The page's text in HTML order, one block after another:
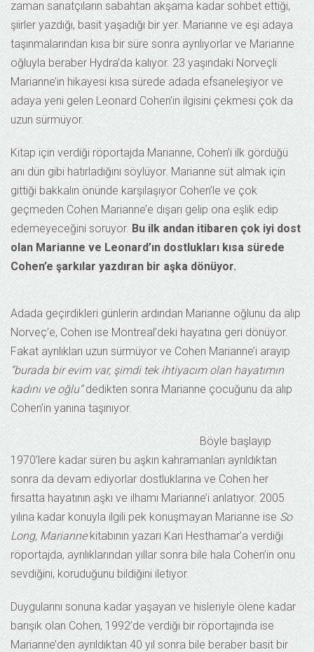
zaman sanatçıların sabahtan akşama kadar sohbet ettiği,
şiirler yazdığı, basit yaşadığı bir yer. Marianne ve eşi adaya
taşınmalarından kısa bir süre sonra ayrılıyorlar ve Marianne
oğluyla beraber Hydra’da kalıyor. 23 yaşındaki Norveçli
Marianne’in hikayesi kısa sürede adada efsaneleşiyor ve
adaya yeni gelen Leonard Cohen’in ilgisini çekmesi çok da
uzun sürmüyor.
Kitap için verdiği röportajda Marianne, Cohen’i ilk gördüğü
anı dün gibi hatırladığını söylüyor. Marianne süt almak için
gittiği bakkalın önünde karşılaşıyor Cohen’le ve çok
geçmeden Cohen Marianne’e dışarı gelip ona eşlik edip
edemeyeceğini soruyor. Bu ilk andan itibaren çok iyi dost
olan Marianne ve Leonard’ın dostlukları kısa sürede
Cohen’e şarkılar yazdıran bir aşka dönüyor.
Adada geçirdikleri günlerin ardından Marianne oğlunu da alıp
Norveç’e, Cohen ise Montreal’deki hayatına geri dönüyor.
Fakat ayrılıkları uzun sürmüyor ve Cohen Marianne’i arayıp
“burada bir evim var, şimdi tek ihtiyacım olan hayatımın
kadını ve oğlu”dedikten sonra Marianne çocuğunu da alıp
Cohen’in yanına taşınıyor.
Böyle başlayıp
1970’lere kadar süren bu aşkın kahramanları ayrıldıktan
sonra da devam ediyorlar dostluklarına ve Cohen her
fırsatta hayatının aşkı ve ilhamı Marianne’i anlatıyor. 2005
yılına kadar konuyla ilgili pek konuşmayan Marianne ise So
Long, Mariannekitabının yazarı Kari Hesthamar’a verdiği
röportajda, ayrılıklarından yıllar sonra bile hala Cohen’in onu
sevdiğini, koruduğunu bildiğini iletiyor.
Duygularını sonuna kadar yaşayan ve hisleriyle ölene kadar
barışık olan Cohen, 1992’de verdiği bir röportajında ise
Marianne’den ayrıldıktan 40 yıl sonra bile beraber basit bir